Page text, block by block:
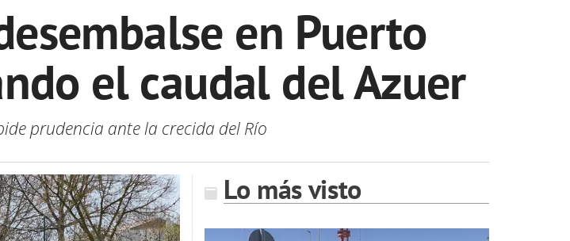
en Puerto
el caudal del Azuer
prudencia ante la crecida del Río
Lo más visto